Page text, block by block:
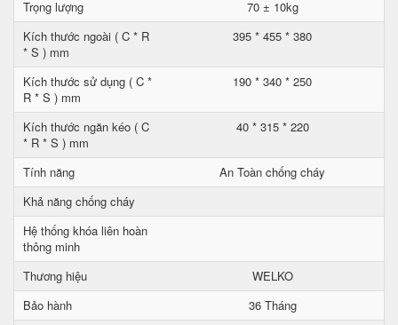
Trọng lượng
70 ± 10kg
Kích thước ngoài ( C * R
* S ) mm
395 * 455 * 380
Kích thước sử dụng ( C *
R * S ) mm
190 * 340 * 250
Kích thước ngăn kéo ( C
* R * S ) mm
40 * 315 * 220
Tính năng
An Toàn chống cháy
Khả năng chống cháy
Hệ thống khóa liên hoàn
thông minh
Thương hiệu
WELKO
Bảo hành
36 Tháng